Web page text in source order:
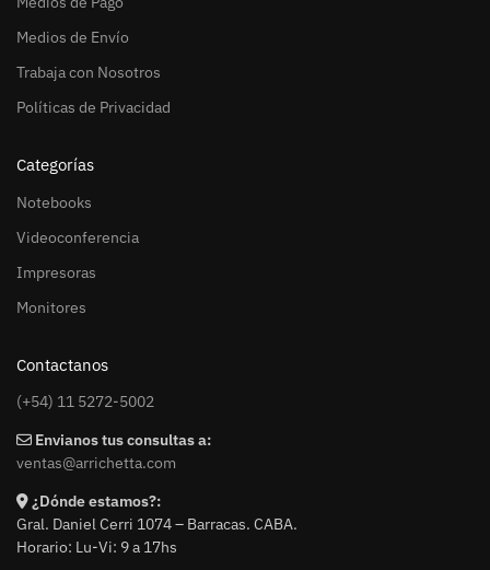
Medios de Envío
Trabaja con Nosotros
Políticas de Privacidad
Categorías
Notebooks
Videoconferencia
Impresoras
Monitores
Contactanos
(+54) 11 5272-5002
Envianos tus consultas a:
ventas@arrichetta.com
¿Dónde estamos?:
Gral. Daniel Cerri 1074 – Barracas. CABA.
Horario: Lu-Vi: 9 a 17hs